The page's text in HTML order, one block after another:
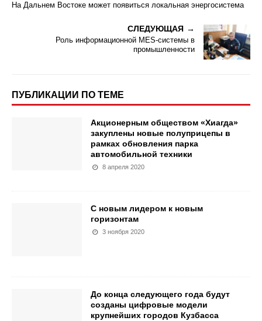
На Дальнем Востоке может появиться локальная энергосистема
СЛЕДУЮЩАЯ
Роль информационной MES-системы в
промышленности
ПУБЛИКАЦИИ ПО ТЕМЕ
Акционерным обществом «Хиагда»
закуплены новые полуприцепы в
рамках обновления парка
автомобильной техники
8 апреля 2020
С новым лидером к новым
горизонтам
3 ноября 2020
До конца следующего года будут
созданы цифровые модели
крупнейших городов Кузбасса